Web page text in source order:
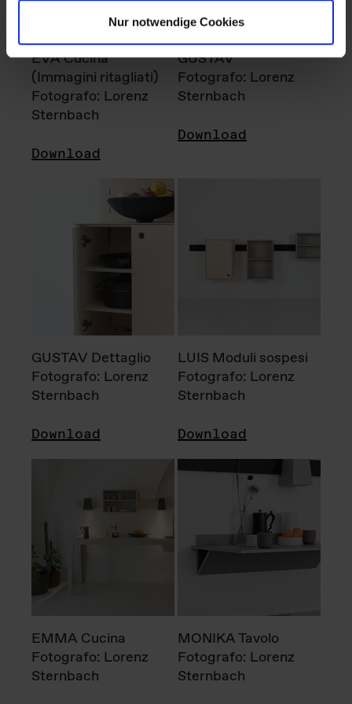
Nur notwendige Cookies
EVA Cucina
(Immagini ritagliati)
Fotografo: Lorenz
Sternbach
Download
GUSTAV
Fotografo: Lorenz
Sternbach
Download
GUSTAV Dettaglio
Fotografo: Lorenz
Sternbach
Download
LUIS Moduli sospesi
Fotografo: Lorenz
Sternbach
Download
EMMA Cucina
Fotografo: Lorenz
Sternbach
MONIKA Tavolo
Fotografo: Lorenz
Sternbach